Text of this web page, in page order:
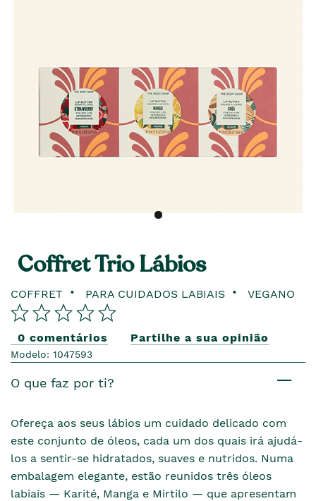
Coffret Trio Lábios
COFFRET PARA CUIDADOS LABIAIS VEGANO
0 comentários Partilhe a sua opinião
Modelo: 1047593
O que faz por ti?
Ofereça aos seus lábios um cuidado delicado com
este conjunto de óleos, cada um dos quais irá ajudá-
los a sentir-se hidratados, suaves e nutridos. Numa
embalagem elegante, estão reunidos três óleos
labiais — Karité, Manga e Mirtilo — que apresentam